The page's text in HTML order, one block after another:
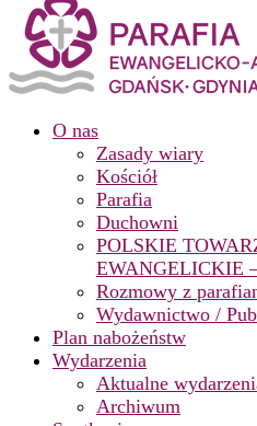
O nas
Zasady wiary
Kościół
Parafia
Duchowni
POLSKIE
EWANGELICKIE
Rozmowy z
Wydawnictwo /
Plan nabożeństw
Wydarzenia
Aktualne
Archiwum